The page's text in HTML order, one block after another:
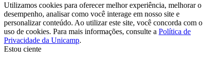
Utilizamos cookies para oferecer melhor experiência, melhorar o
desempenho, analisar como você interage em nosso site e
personalizar conteúdo. Ao utilizar este site, você concorda com o
uso de cookies. Para mais informações, consulte a Política de
Privacidade da Unicamp.
Estou ciente